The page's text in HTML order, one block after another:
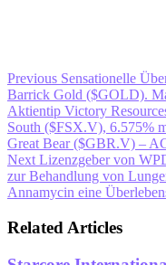
Previous Sensationelle
Barrick Gold ($GOLD).
Aktientip Victory
South ($FSX.V), 6.575%
Great Bear ($GBR.V) –
Next Lizenzgeber von
zur Behandlung von
Annamycin eine
Related Articles